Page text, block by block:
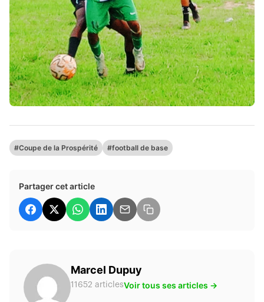
#Coupe de la Prospérité #football de base
Partager cet article
Marcel Dupuy
11652 articlesVoir tous ses articles →